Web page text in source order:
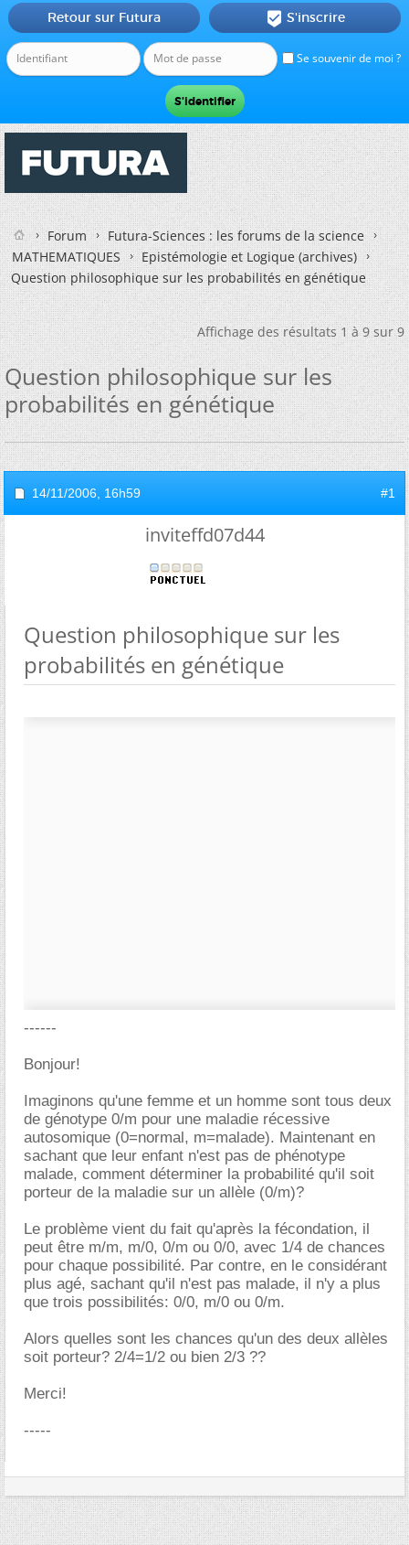
Se souvenir de moi ?
Retour sur Futura  S'inscrire
Forum
Futura-Sciences : les forums de la science
MATHEMATIQUES
Epistémologie et Logique (archives)
Question philosophique sur les probabilités en génétique
Affichage des résultats 1 à 9 sur 9
Question philosophique sur les
probabilités en génétique
14/11/2006, 16h59 #1
inviteffd07d44
Question philosophique sur les
probabilités en génétique
------
Bonjour!
Imaginons qu'une femme et un homme sont tous deux
de génotype 0/m pour une maladie récessive
autosomique (0=normal, m=malade). Maintenant en
sachant que leur enfant n'est pas de phénotype
malade, comment déterminer la probabilité qu'il soit
porteur de la maladie sur un allèle (0/m)?
Le problème vient du fait qu'après la fécondation, il
peut être m/m, m/0, 0/m ou 0/0, avec 1/4 de chances
pour chaque possibilité. Par contre, en le considérant
plus agé, sachant qu'il n'est pas malade, il n'y a plus
que trois possibilités: 0/0, m/0 ou 0/m.
Alors quelles sont les chances qu'un des deux allèles
soit porteur? 2/4=1/2 ou bien 2/3 ??
Merci!
-----